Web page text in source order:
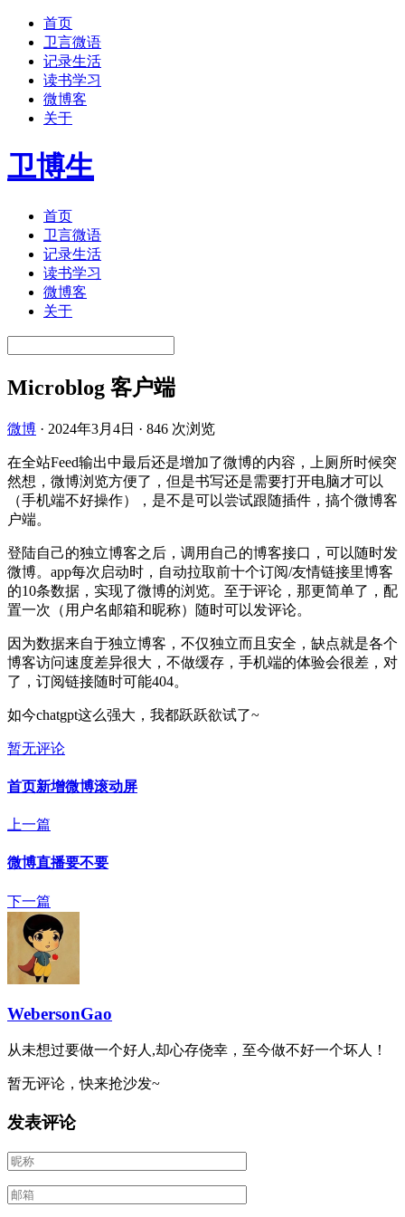
首页
卫言微语
记录生活
读书学习
微博客
关于
卫博生
首页
卫言微语
记录生活
读书学习
微博客
关于
Microblog 客户端
微博 · 2024年3月4日 · 846 次浏览
在全站Feed输出中最后还是增加了微博的内容，上厕所时候突
然想，微博浏览方便了，但是书写还是需要打开电脑才可以
（手机端不好操作），是不是可以尝试跟随插件，搞个微博客
户端。
登陆自己的独立博客之后，调用自己的博客接口，可以随时发
微博。app每次启动时，自动拉取前十个订阅/友情链接里博客
的10条数据，实现了微博的浏览。至于评论，那更简单了，配
置一次（用户名邮箱和昵称）随时可以发评论。
因为数据来自于独立博客，不仅独立而且安全，缺点就是各个
博客访问速度差异很大，不做缓存，手机端的体验会很差，对
了，订阅链接随时可能404。
如今chatgpt这么强大，我都跃跃欲试了~
暂无评论
首页新增微博滚动屏
上一篇
微博直播要不要
下一篇
WebersonGao
从未想过要做一个好人,却心存侥幸，至今做不好一个坏人！
暂无评论，快来抢沙发~
发表评论